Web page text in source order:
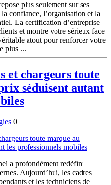
plus seulement sur ses
confiance, l’organisation et la
La certification d’entreprise
et montre votre sérieux face
atout pour renforcer votre
plus ...
et chargeurs toute
séduisent autant
0
a profondément redéfini
Aujourd’hui, les cadres
et les techniciens de